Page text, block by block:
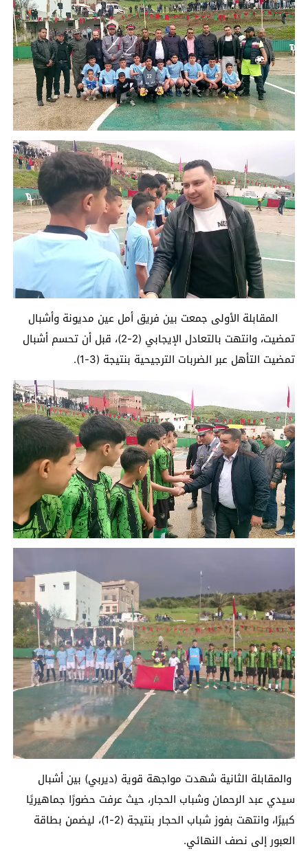
المقابلة الأولى جمعت بين فريق أمل عين مديونة وأشبال
تمضيت، وانتهت بالتعادل الإيجابي (2-2)، قبل أن تحسم أشبال
تمضيت التأهل عبر الضربات الترجيحية بنتيجة (3-1).
والمقابلة الثانية شهدت مواجهة قوية (ديربي) بين أشبال
سيدي عبد الرحمان وشباب الحجار، حيث عرفت حضورًا جماهيريًا
كبيرًا، وانتهت بفوز شباب الحجار بنتيجة (2-1)، ليضمن بطاقة
العبور إلى نصف النهائي.